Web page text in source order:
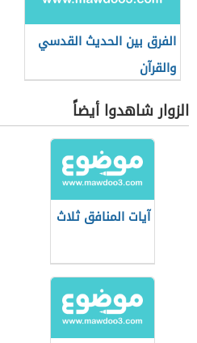
الفرق بين الحديث القدسي
والقرآن
الزوار شاهدوا أيضاً
آيات المنافق ثلاث